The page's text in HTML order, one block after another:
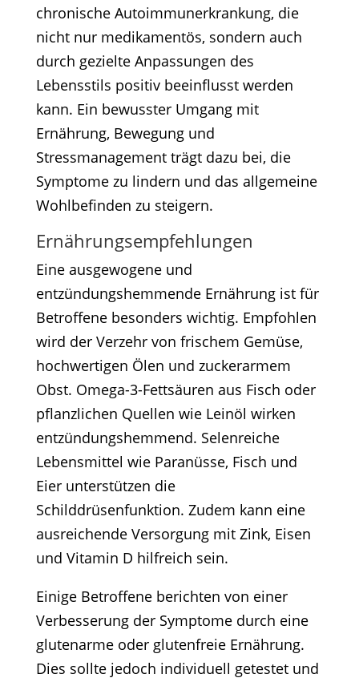
chronische Autoimmunerkrankung, die
nicht nur medikamentös, sondern auch
durch gezielte Anpassungen des
Lebensstils positiv beeinflusst werden
kann. Ein bewusster Umgang mit
Ernährung, Bewegung und
Stressmanagement trägt dazu bei, die
Symptome zu lindern und das allgemeine
Wohlbefinden zu steigern.​
Ernährungsempfehlungen
Eine ausgewogene und
entzündungshemmende Ernährung ist für
Betroffene besonders wichtig. Empfohlen
wird der Verzehr von frischem Gemüse,
hochwertigen Ölen und zuckerarmem
Obst. Omega-3-Fettsäuren aus Fisch oder
pflanzlichen Quellen wie Leinöl wirken
entzündungshemmend. Selenreiche
Lebensmittel wie Paranüsse, Fisch und
Eier unterstützen die
Schilddrüsenfunktion. Zudem kann eine
ausreichende Versorgung mit Zink, Eisen
und Vitamin D hilfreich sein.​
Einige Betroffene berichten von einer
Verbesserung der Symptome durch eine
glutenarme oder glutenfreie Ernährung.
Dies sollte jedoch individuell getestet und